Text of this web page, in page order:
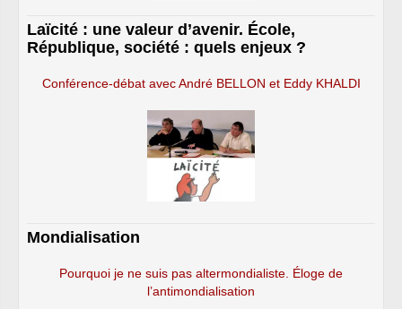
Laïcité : une valeur d’avenir. École,
République, société : quels enjeux ?
Conférence-débat avec André BELLON et Eddy KHALDI
Mondialisation
Pourquoi je ne suis pas altermondialiste. Éloge de
l’antimondialisation